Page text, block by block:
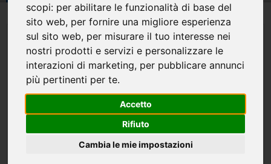
scopi: per abilitare le funzionalità di base del
sito web, per fornire una migliore esperienza
sul sito web, per misurare il tuo interesse nei
nostri prodotti e servizi e personalizzare le
interazioni di marketing, per pubblicare annunci
più pertinenti per te.
Accetto
Rifiuto
Cambia le mie impostazioni